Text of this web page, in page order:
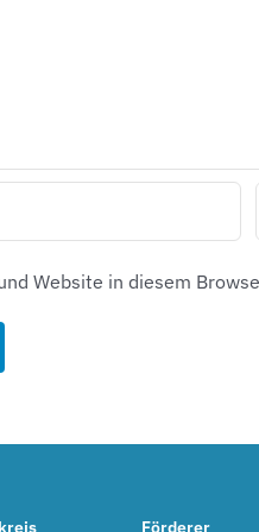
Website in diesem
Förderer